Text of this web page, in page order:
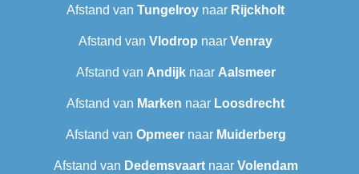
Afstand van Tungelroy naar Rijckholt
Afstand van Vlodrop naar Venray
Afstand van Andijknaar Aalsmeer
Afstand van Marken naar Loosdrecht
Afstand van Opmeernaar Muiderberg
Afstand van Dedemsvaartnaar Volendam